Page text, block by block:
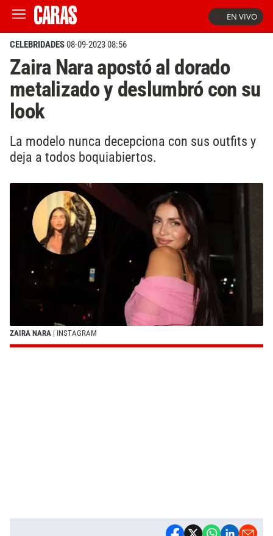
EN VIVO
CELEBRIDADES08-09-2023 08:56
Zaira Nara apostó al dorado
metalizado y deslumbró con su
look
La modelo nunca decepciona con sus outfits y
deja a todos boquiabiertos.
ZAIRA NARA | INSTAGRAM